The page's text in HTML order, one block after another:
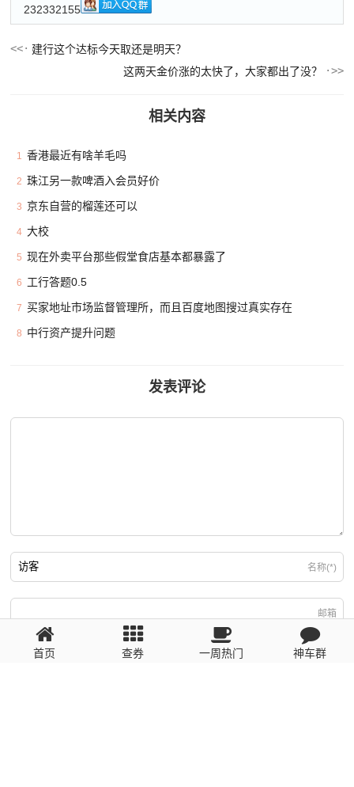
232332155
建行这个达标今天取还是明天？
这两天金价涨的太快了，大家都出了没？
相关内容
1 香港最近有啥羊毛吗
2 珠江另一款啤酒入会员好价
3 京东自营的榴莲还可以
4 大校
5 现在外卖平台那些假堂食店基本都暴露了
6 工行答题0.5
7 买家地址市场监督管理所，而且百度地图搜过真实存在
8 中行资产提升问题
发表评论
名称(*)
邮箱
回复需填写必要信息
首页 查券 一周热门 神车群